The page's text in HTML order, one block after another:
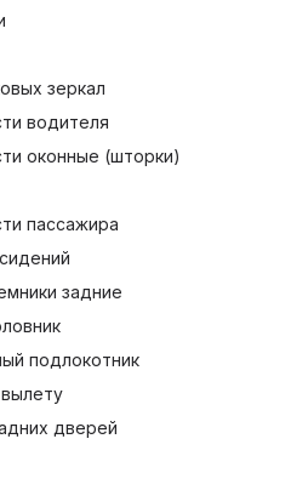
зеркал
водителя
оконные (шторки)
пассажира
задние
подлокотник
дверей